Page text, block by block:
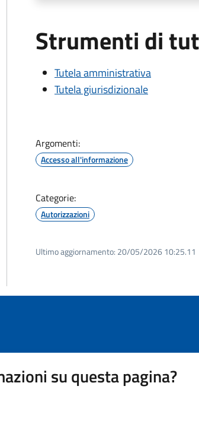
Strumenti di
Tutela amministrativa
Tutela giurisdizionale
Argomenti:
Accesso all'informazione
Categorie:
Autorizzazioni
Ultimo aggiornamento: 20/05/2026 10:25.11
su questa pagina?